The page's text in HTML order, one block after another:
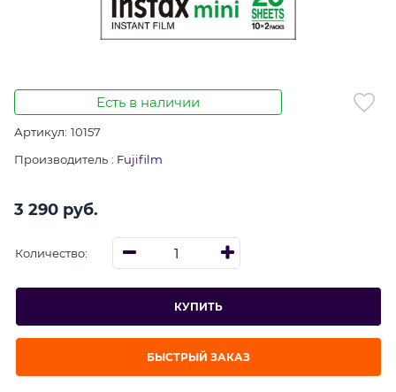
Есть в наличии
Артикул: 10157
Производитель : Fujifilm
3 290 руб.
Количество:
КУПИТЬ
БЫСТРЫЙ ЗАКАЗ